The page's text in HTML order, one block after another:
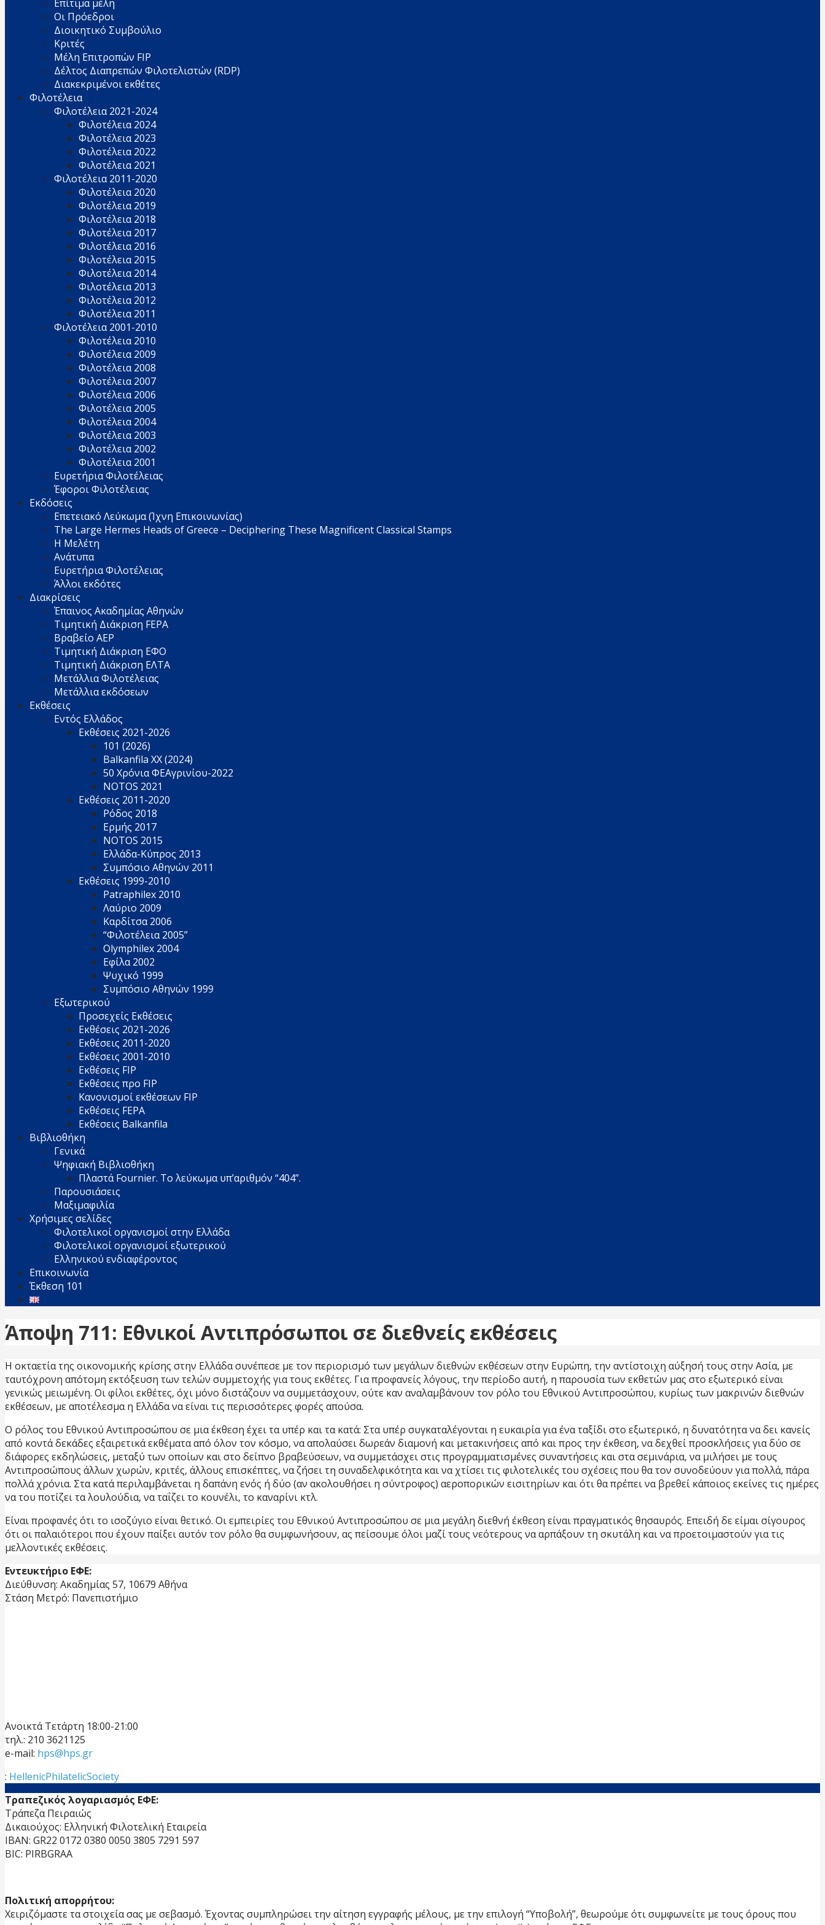
Επίτιμα μέλη
Οι Πρόεδροι
Διοικητικό Συμβούλιο
Κριτές
Μέλη Επιτροπών FIP
Δέλτος Διαπρεπών Φιλοτελιστών (RDP)
Διακεκριμένοι εκθέτες
Φιλοτέλεια
Φιλοτέλεια 2021-2024
Φιλοτέλεια 2024
Φιλοτέλεια 2023
Φιλοτέλεια 2022
Φιλοτέλεια 2021
Φιλοτέλεια 2011-2020
Φιλοτέλεια 2020
Φιλοτέλεια 2019
Φιλοτέλεια 2018
Φιλοτέλεια 2017
Φιλοτέλεια 2016
Φιλοτέλεια 2015
Φιλοτέλεια 2014
Φιλοτέλεια 2013
Φιλοτέλεια 2012
Φιλοτέλεια 2011
Φιλοτέλεια 2001-2010
Φιλοτέλεια 2010
Φιλοτέλεια 2009
Φιλοτέλεια 2008
Φιλοτέλεια 2007
Φιλοτέλεια 2006
Φιλοτέλεια 2005
Φιλοτέλεια 2004
Φιλοτέλεια 2003
Φιλοτέλεια 2002
Φιλοτέλεια 2001
Ευρετήρια Φιλοτέλειας
Έφοροι Φιλοτέλειας
Εκδόσεις
Επετειακό Λεύκωμα (Ίχνη Επικοινωνίας)
The Large Hermes Heads of Greece – Deciphering These Magnificent Classical Stamps
Η Μελέτη
Ανάτυπα
Ευρετήρια Φιλοτέλειας
Άλλοι εκδότες
Διακρίσεις
Έπαινος Ακαδημίας Αθηνών
Τιμητική Διάκριση FEPA
Βραβείο AEP
Τιμητική Διάκριση ΕΦΟ
Τιμητική Διάκριση ΕΛΤΑ
Μετάλλια Φιλοτέλειας
Μετάλλια εκδόσεων
Εκθέσεις
Εντός Ελλάδος
Εκθέσεις 2021-2026
101 (2026)
Balkanfila XX (2024)
50 Χρόνια ΦΕΑγρινίου-2022
NOTOS 2021
Εκθέσεις 2011-2020
Ρόδος 2018
Ερμής 2017
NOTOS 2015
Ελλάδα-Κύπρος 2013
Συμπόσιο Αθηνών 2011
Εκθέσεις 1999-2010
Patraphilex 2010
Λαύριο 2009
Καρδίτσα 2006
“Φιλοτέλεια 2005”
Olymphilex 2004
Εφίλα 2002
Ψυχικό 1999
Συμπόσιο Αθηνών 1999
Εξωτερικού
Προσεχείς Εκθέσεις
Εκθέσεις 2021-2026
Εκθέσεις 2011-2020
Εκθέσεις 2001-2010
Εκθέσεις FIP
Εκθέσεις προ FIP
Κανονισμοί εκθέσεων FIP
Εκθέσεις FEPA
Εκθέσεις Balkanfila
Βιβλιοθήκη
Γενικά
Ψηφιακή Βιβλιοθήκη
Πλαστά Fournier. Το λεύκωμα υπ’αριθμόν “404”.
Παρουσιάσεις
Μαξιμαφιλία
Χρήσιμες σελίδες
Φιλοτελικοί οργανισμοί στην Ελλάδα
Φιλοτελικοί οργανισμοί εξωτερικού
Ελληνικού ενδιαφέροντος
Επικοινωνία
Έκθεση 101
Άποψη 711: Εθνικοί Αντιπρόσωποι σε διεθνείς εκθέσεις
Η οκταετία της οικονομικής κρίσης στην Ελλάδα συνέπεσε με τον περιορισμό των μεγάλων διεθνών εκθέσεων στην Ευρώπη, την αντίστοιχη αύξησή τους στην Ασία, με
ταυτόχρονη απότομη εκτόξευση των τελών συμμετοχής για τους εκθέτες. Για προφανείς λόγους, την περίοδο αυτή, η παρουσία των εκθετών μας στο εξωτερικό είναι
γενικώς μειωμένη. Οι φίλοι εκθέτες, όχι μόνο διστάζουν να συμμετάσχουν, ούτε καν αναλαμβάνουν τον ρόλο του Εθνικού Αντιπροσώπου, κυρίως των μακρινών διεθνών
εκθέσεων, με αποτέλεσμα η Ελλάδα να είναι τις περισσότερες φορές απούσα.
Ο ρόλος του Εθνικού Αντιπροσώπου σε μια έκθεση έχει τα υπέρ και τα κατά: Στα υπέρ συγκαταλέγονται η ευκαιρία για ένα ταξίδι στο εξωτερικό, η δυνατότητα να δει κανείς
από κοντά δεκάδες εξαιρετικά εκθέματα από όλον τον κόσμο, να απολαύσει δωρεάν διαμονή και μετακινήσεις από και προς την έκθεση, να δεχθεί προσκλήσεις για δύο σε
διάφορες εκδηλώσεις, μεταξύ των οποίων και στο δείπνο βραβεύσεων, να συμμετάσχει στις προγραμματισμένες συναντήσεις και στα σεμινάρια, να μιλήσει με τους
Αντιπροσώπους άλλων χωρών, κριτές, άλλους επισκέπτες, να ζήσει τη συναδελφικότητα και να χτίσει τις φιλοτελικές του σχέσεις που θα τον συνοδεύουν για πολλά, πάρα
πολλά χρόνια. Στα κατά περιλαμβάνεται η δαπάνη ενός ή δύο (αν ακολουθήσει η σύντροφος) αεροπορικών εισιτηρίων και ότι θα πρέπει να βρεθεί κάποιος εκείνες τις ημέρες
να του ποτίζει τα λουλούδια, να ταΐζει το κουνέλι, το καναρίνι κτλ.
Είναι προφανές ότι το ισοζύγιο είναι θετικό. Οι εμπειρίες του Εθνικού Αντιπροσώπου σε μια μεγάλη διεθνή έκθεση είναι πραγματικός θησαυρός. Επειδή δε είμαι σίγουρος
ότι οι παλαιότεροι που έχουν παίξει αυτόν τον ρόλο θα συμφωνήσουν, ας πείσουμε όλοι μαζί τους νεότερους να αρπάξουν τη σκυτάλη και να προετοιμαστούν για τις
μελλοντικές εκθέσεις.
Εντευκτήριο ΕΦΕ:
Διεύθυνση: Ακαδημίας 57, 10679 Αθήνα
Στάση Μετρό: Πανεπιστήμιο
Ανοικτά Τετάρτη 18:00-21:00
τηλ.: 210 3621125
e-mail: hps@hps.gr
: HellenicPhilatelicSociety
Τραπεζικός λογαριασμός ΕΦΕ:
Τράπεζα Πειραιώς
Δικαιούχος: Ελληνική Φιλοτελική Εταιρεία
IBAN: GR22 0172 0380 0050 3805 7291 597
BIC: PIRBGRAA
Πολιτική απορρήτου:
Χειριζόμαστε τα στοιχεία σας με σεβασμό. Έχοντας συμπληρώσει την αίτηση εγγραφής μέλους, με την επιλογή “Υποβολή”, θεωρούμε ότι συμφωνείτε με τους όρους που